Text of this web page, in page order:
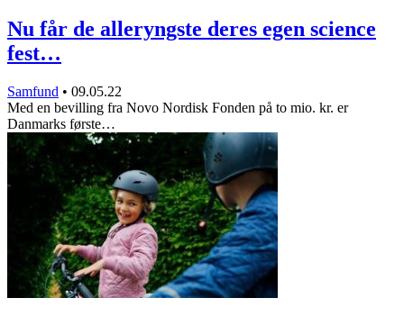
Nu får de alleryngste deres egen science
fest…
Samfund • 09.05.22
Med en bevilling fra Novo Nordisk Fonden på to mio. kr. er
Danmarks første…